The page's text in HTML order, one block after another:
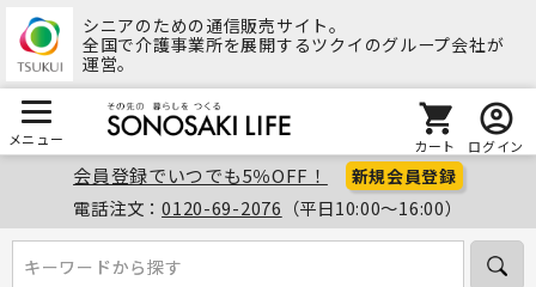
シニアのための通信販売サイト。
全国で介護事業所を展開するツクイのグループ会社が
運営。
メニュー カート ログイン
会員登録でいつでも5％OFF！ 新規会員登録
電話注文：0120-69-2076 （平日10:00～16:00）
キーワードから探す
キーワードから探す